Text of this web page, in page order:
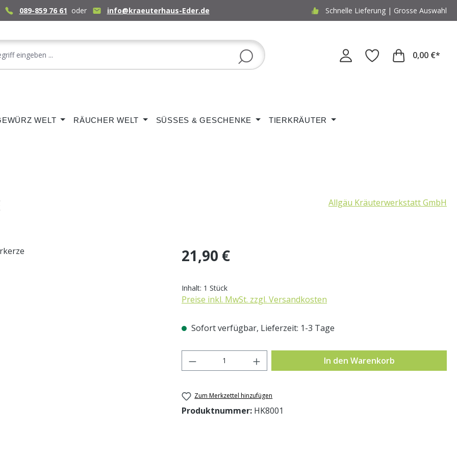
089-859 76 61 oder info@kraeuterhaus-Eder.de Schnelle Lieferung | Grosse Auswahl
0,00 €*
WELT RÄUCHER WELT SÜSSES & GESCHENKE TIERKRÄUTER
Allgäu Kräuterwerkstatt GmbH
Regulärer Preis:
21,90 €
Inhalt: 1 Stück
Preise inkl. MwSt. zzgl. Versandkosten
Sofort verfügbar, Lieferzeit: 1-3 Tage
Produkt Anzahl: Gib den gewünschten Wert
In den Warenkorb
Zum Merkzettel hinzufügen
Produktnummer: HK8001